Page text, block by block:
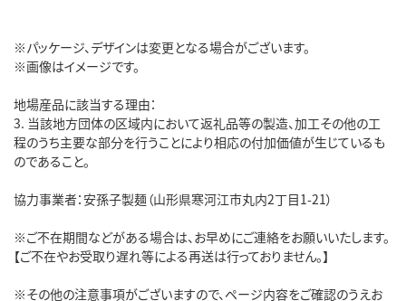
※パッケージ、デザインは変更となる場合がございます。
※画像はイメージです。
地場産品に該当する理由：
3. 当該地方団体の区域内において返礼品等の製造、加工その他の工
程のうち主要な部分を行うことにより相応の付加価値が生じているも
のであること。
協力事業者：安孫子製麺（山形県寒河江市丸内2丁目1-21）
※ご不在期間などがある場合は、お早めにご連絡をお願いいたします。
【ご不在やお受取り遅れ等による再送は行っておりません。】
※その他の注意事項がございますので、ページ内容をご確認のうえお